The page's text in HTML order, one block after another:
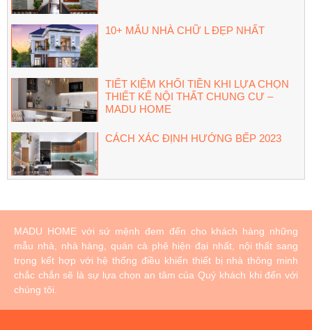
10+ MẪU NHÀ CHỮ L ĐẸP NHẤT
TIẾT KIỆM KHỐI TIỀN KHI LỰA CHỌN
THIẾT KẾ NỘI THẤT CHUNG CƯ –
MADU HOME
CÁCH XÁC ĐỊNH HƯỚNG BẾP 2023
MADU HOME với sứ mệnh đem đến cho khách hàng những
mẫu nhà, nhà hàng, quán cà phê hiện đại nhất, nội thất sang
trọng kết hợp với hệ thống điều khiển thiết bị nhà thông minh
chắc chắn sẽ là sự lựa chọn an tâm của Quý khách khi đến với
chúng tôi.